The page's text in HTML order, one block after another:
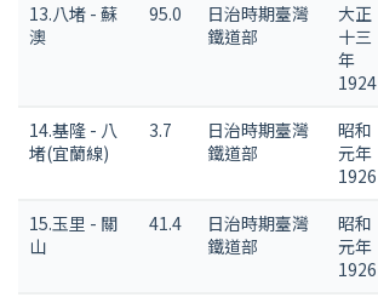
13.八堵 - 蘇
澳
95.0
日治時期臺灣
鐵道部
大正
十三
年
1924
14.基隆 - 八
堵(宜蘭線)
3.7
日治時期臺灣
鐵道部
昭和
元年
1926
15.玉里 - 關
山
41.4
日治時期臺灣
鐵道部
昭和
元年
1926